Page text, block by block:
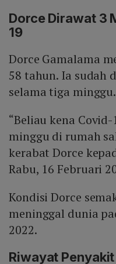
Dorce Dirawat 3
19
Dorce Gamalama
58 tahun. Ia sudah
selama tiga minggu.
“Beliau kena
minggu di rumah
kerabat Dorce
Rabu, 16 Februari
Kondisi Dorce
meninggal dunia
2022.
Riwayat